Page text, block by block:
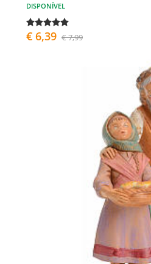
DISPONÍVEL
€ 6,39 € 7,99